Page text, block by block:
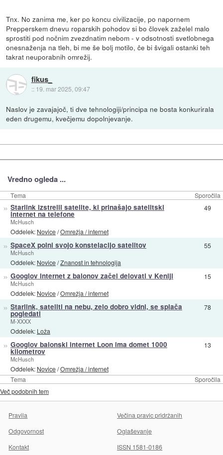
Tnx. No zanima me, ker po koncu civilizacije, po napornem
Prepperskem dnevu roparskih pohodov si bo človek zaželel malo
sprostiti pod nočnim zvezdnatim nebom - v odsotnosti svetlobnega
onesnaženja na tleh, bi me še bolj motilo, če bi švigali ostanki teh
takrat neuporabnih omrežij.
fikus_
:: 19. mar 2025, 09:47
Naslov je zavajajoč, ti dve tehnologiji/principa ne bosta konkurirala
eden drugemu, kvečjemu dopolnjevanje.
Vredno ogleda ...
Tema Sporočila
Tema Sporočila
» Starlink izstrelil satelite, ki prinašajo satelitski
internet na telefone
McHusch
Oddelek: Novice/Omrežja / internet
49
» SpaceX polni svojo konstelacijo satelitov
McHusch
Oddelek: Novice/Znanost in tehnologija
55
» Googlov internet z balonov začel delovati v Keniji
McHusch
Oddelek: Novice/Omrežja / internet
15
» Starlink, sateliti na nebu, zelo dobro vidni, se splača
pogledati
M-XXXX
Oddelek: Loža
78
» Googlov balonski internet Loon ima domet 1000
kilometrov
McHusch
Oddelek: Novice/Omrežja / internet
13
Več podobnih tem
Pravila
Večina pravic pridržanih
Odgovornost
Oglaševanje
Kontakt
ISSN 1581-0186